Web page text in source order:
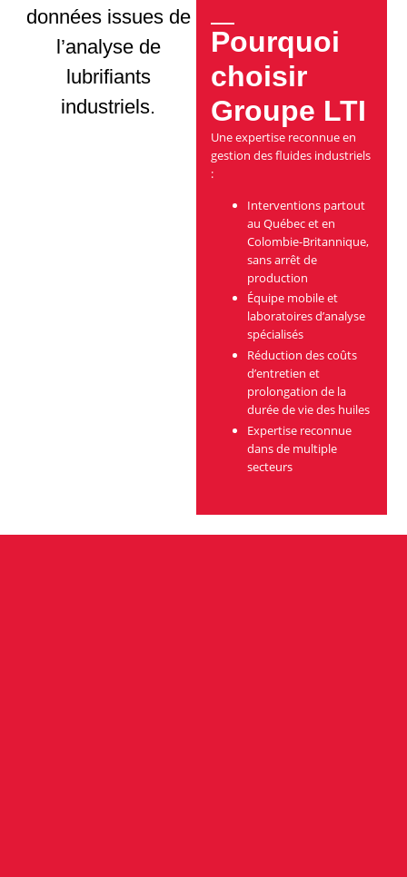
Pourquoi
choisir
Groupe LTI
Une expertise reconnue en
gestion des fluides industriels
:
Interventions partout
au Québec et en
Colombie-Britannique,
sans arrêt de
production
Équipe mobile et
laboratoires d’analyse
spécialisés
Réduction des coûts
d’entretien et
prolongation de la
durée de vie des huiles
Expertise reconnue
dans de multiple
secteurs